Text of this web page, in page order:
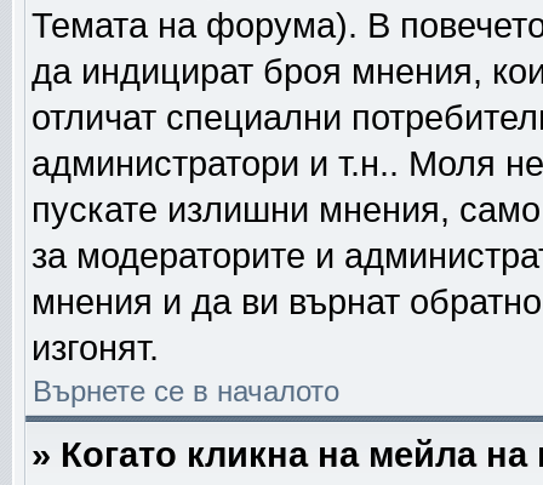
Темата на форума). В
да индицират броя мнения,
отличат специални
администратори и т.н.. Моля
пускате излишни мнения,
за модераторите и
мнения и да ви върнат
изгонят.
Върнете се в началото
» Когато кликна на мейла